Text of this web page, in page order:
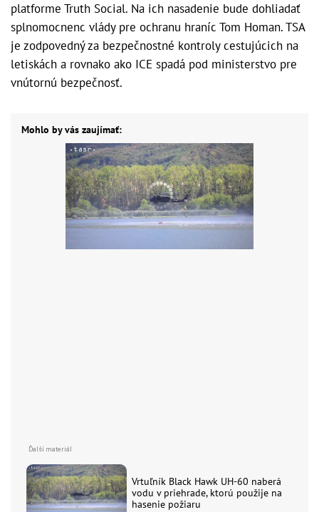
platforme Truth Social. Na ich nasadenie bude dohliadať
splnomocnenc vlády pre ochranu hraníc Tom Homan. TSA
je zodpovedný za bezpečnostné kontroly cestujúcich na
letiskách a rovnako ako ICE spadá pod ministerstvo pre
vnútornú bezpečnosť.
Mohlo by vás zaujímať:
Vrtuľník Black Hawk UH-60 naberá
vodu v priehrade, ktorú použije na
hasenie požiaru